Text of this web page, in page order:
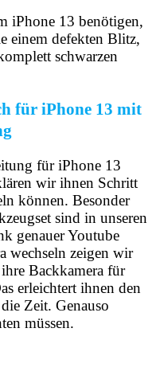
iPhone 13 benötigen,
einem defekten Blitz,
schwarzen
für iPhone 13 mit
für iPhone 13
wir ihnen Schritt
können. Besonder
sind in unseren
genauer Youtube
wechseln zeigen wir
Backkamera für
erleichtert ihnen den
Zeit. Genauso
müssen.